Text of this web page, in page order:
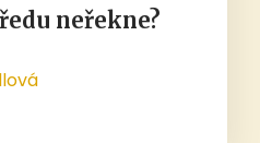
neřekne?